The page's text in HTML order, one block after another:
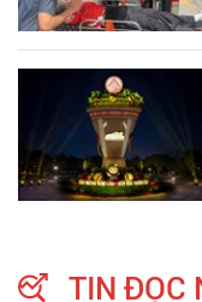
TIN ĐỌC